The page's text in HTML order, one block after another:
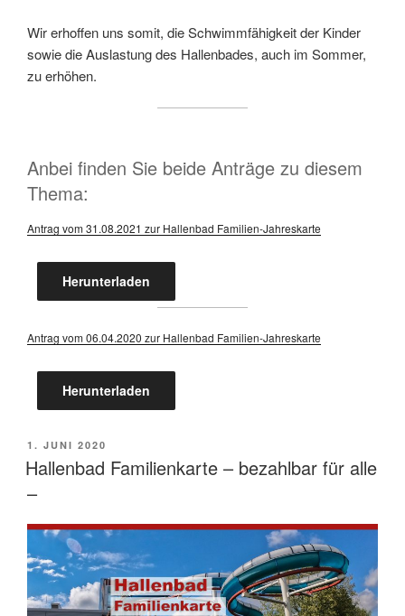
Wir erhoffen uns somit, die Schwimmfähigkeit der Kinder
sowie die Auslastung des Hallenbades, auch im Sommer,
zu erhöhen.
Anbei finden Sie beide Anträge zu diesem
Thema:
Antrag vom 31.08.2021 zur Hallenbad Familien-Jahreskarte
Herunterladen
Antrag vom 06.04.2020 zur Hallenbad Familien-Jahreskarte
Herunterladen
VERÖFFENTLICHT
AM
1. JUNI 2020
Hallenbad Familienkarte – bezahlbar für alle
–